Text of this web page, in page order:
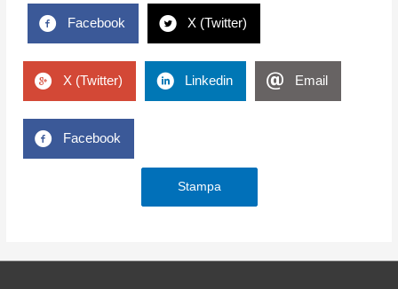
Facebook X (Twitter)
X (Twitter) Linkedin Email
Facebook
Stampa